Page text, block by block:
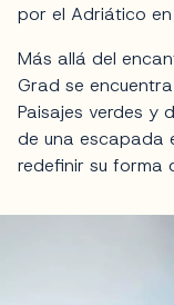
por el Adriático en
Más allá del
Grad se
Paisajes verdes y
de una escapada
redefinir su forma